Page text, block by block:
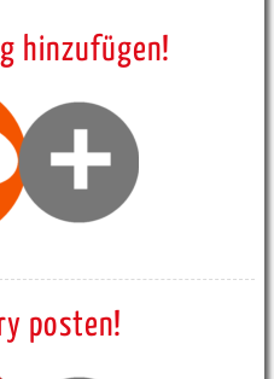
hinzufügen!
posten!